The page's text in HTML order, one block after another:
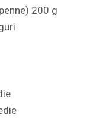
200 g